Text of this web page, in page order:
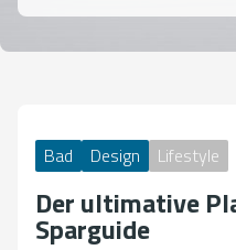
Bad Design Lifestyle
Der ultimative
Sparguide